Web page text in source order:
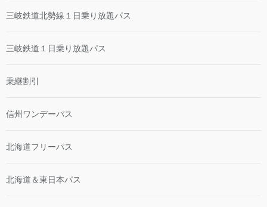
三岐鉄道北勢線１日乗り放題パス
三岐鉄道１日乗り放題パス
乗継割引
信州ワンデーパス
北海道フリーパス
北海道＆東日本パス